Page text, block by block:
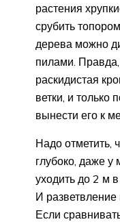
растения
срубить
дерева можно
пилами.
раскидистая
ветки, и только
вынести его к
Надо отметить,
глубоко, даже
уходить до 2 м
И разветвление
Если